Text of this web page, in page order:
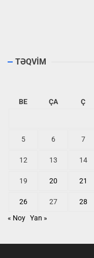
TƏQVİM
BE ÇA Ç
5 6 7
12 13 14
19 20 21
26 27 28
« Noy Yan »